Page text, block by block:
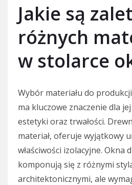
Jakie są
różnych
w stolarce
Wybór materiału do
ma kluczowe znaczenie dla
estetyki oraz trwałości.
materiał, oferuje wyjątkowy
właściwości izolacyjne. Okna
komponują się z różnymi
architektonicznymi, ale